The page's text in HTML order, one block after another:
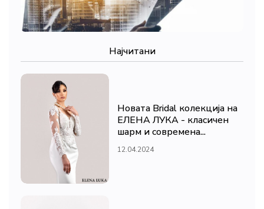
Најчитани
Новата Bridal колекција на
ЕЛЕНА ЛУКА - класичен
шарм и современа...
12.04.2024